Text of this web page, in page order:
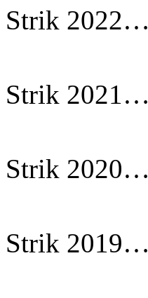
Strik 2022…
Strik 2021…
Strik 2020…
Strik 2019…